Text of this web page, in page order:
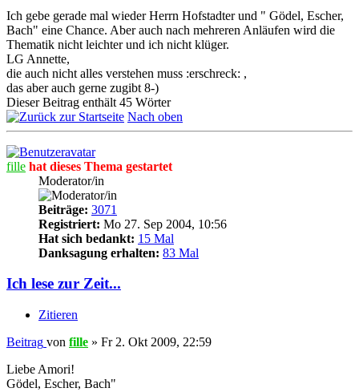
Ich gebe gerade mal wieder Herrn Hofstadter und " Gödel, Escher,
Bach" eine Chance. Aber auch nach mehreren Anläufen wird die
Thematik nicht leichter und ich nicht klüger.
LG Annette,
die auch nicht alles verstehen muss :erschreck: ,
das aber auch gerne zugibt 8-)
Dieser Beitrag enthält 45 Wörter
Nach oben
fille hat dieses Thema gestartet
Moderator/in
Beiträge: 3071
Registriert: Mo 27. Sep 2004, 10:56
Hat sich bedankt: 15 Mal
Danksagung erhalten: 83 Mal
Ich lese zur Zeit...
Zitieren
Beitrag von fille » Fr 2. Okt 2009, 22:59
Liebe Amori!
Gödel, Escher, Bach"